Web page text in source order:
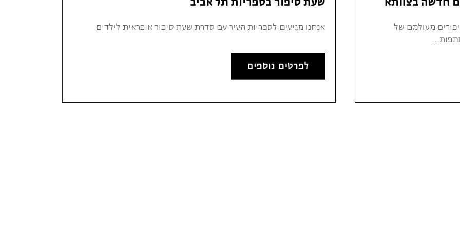
חדשה בצוותא
מעולמם של
שעת סיפור בספריות תל אביב
אנחנו מגיעים לספריות העיר עם סדרת שעת סיפור אופראית לילדים
לפרטים נוספים